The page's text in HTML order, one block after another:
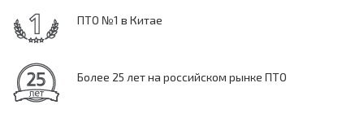
ПТО №1 в Китае
Более 25 лет на российском рынке ПТО